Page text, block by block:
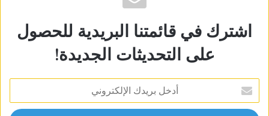
اشترك في قائمتنا البريدية للحصول
على التحديثات الجديدة!
بريدك
الإلكتروني